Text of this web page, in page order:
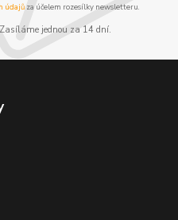
údajůza účelem rozesílky newsletteru.
jednou za 14 dní.